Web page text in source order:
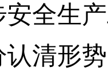
安全生
认清形